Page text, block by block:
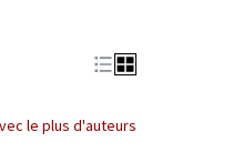
le plus d'auteurs